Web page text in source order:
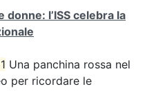
l’ISS celebra la
Una panchina rossa nel
per ricordare le